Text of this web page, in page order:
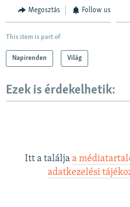
Megosztás Follow us
This item is part of
Napirenden Világ
Ezek is érdekelhetik:
Itt a találja a
adatkezelési